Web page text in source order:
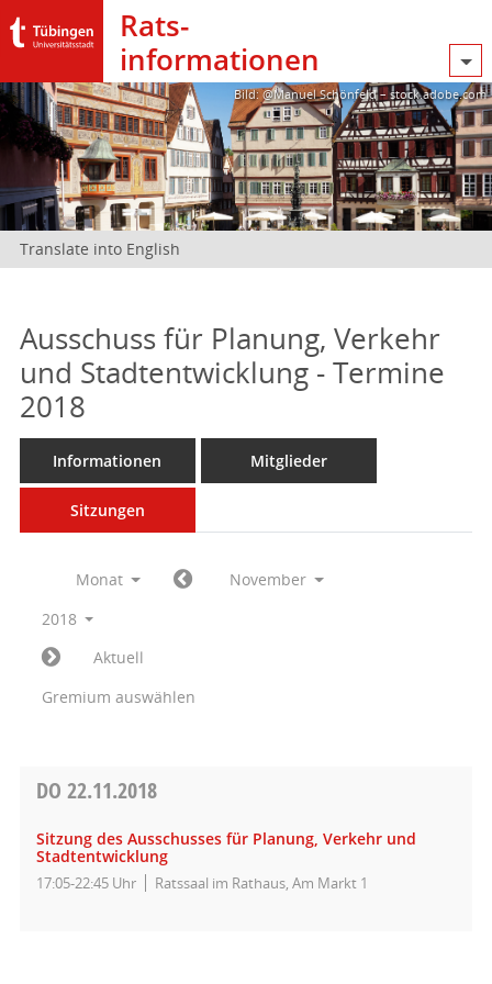
Rats­
informationen
Bild: @Manuel Schönfeld – stock.adobe.com
Translate into English
Ausschuss für Planung, Verkehr
und Stadtentwicklung - Termine
2018
Informationen Mitglieder
Sitzungen
Monat
November
2018
Aktuell
Gremium auswählen
DO 22.11.2018
Sitzung des Ausschusses für Planung, Verkehr und
Stadtentwicklung
17:05-22:45 Uhr Ratssaal im Rathaus, Am Markt 1